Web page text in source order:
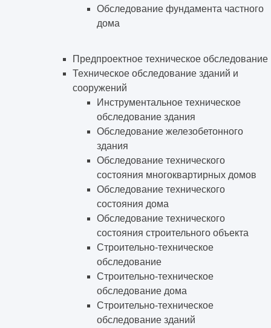
Обследование фундамента частного
дома
Предпроектное техническое обследование
Техническое обследование зданий и
сооружений
Инструментальное техническое
обследование здания
Обследование железобетонного
здания
Обследование технического
состояния многоквартирных домов
Обследование технического
состояния дома
Обследование технического
состояния строительного объекта
Строительно-техническое
обследование
Строительно-техническое
обследование дома
Строительно-техническое
обследование зданий